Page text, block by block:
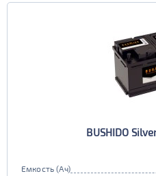
BUSHIDO
Емкость (Ач)